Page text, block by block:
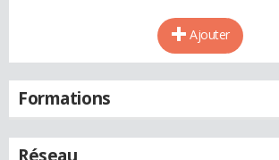
Ajouter
Formations
Réseau